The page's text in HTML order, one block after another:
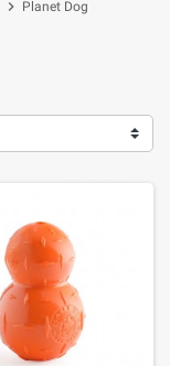
chevron_right Planet Dog